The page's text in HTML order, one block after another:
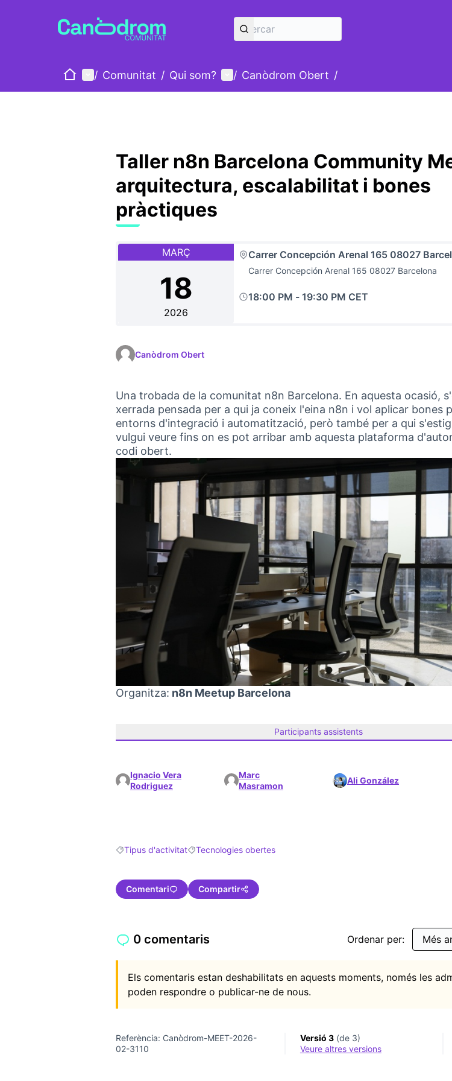
IniciMenú principal
/ Comunitat / Qui som? Menú d'usuari
/ Canòdrom Obert /
Taller n8n Barcelona Community
arquitectura, escalabilitat i bones
pràctiques
MARÇ
18
2026
Carrer Concepción Arenal 165 08027
Carrer Concepción Arenal 165 08027 Barcelona
18:00 PM - 19:30 PM CET
Canòdrom Obert
Una trobada de la comunitat n8n Barcelona. En aquesta ocasió,
xerrada pensada per a qui ja coneix l'eina n8n i vol aplicar bones
entorns d'integració i automatització, però també per a qui
vulgui veure fins on es pot arribar amb aquesta plataforma
codi obert.
Organitza: n8n Meetup Barcelona
Participants assistents
Ignacio Vera
Rodriguez
Marc
Masramon
Ali González
Resultats en filtrar per: Tipus d'activitat
Tipus d'activitatResultats en filtrar per: Tecnologies obertes
Tecnologies obertes
Comentari Compartir
0 comentaris Ordenar per:
Els comentaris estan deshabilitats en aquests moments, només les
poden respondre o publicar-ne de nous.
Referència: Canòdrom-MEET-2026-
02-3110
Versió 3(de 3)
veure altres versions